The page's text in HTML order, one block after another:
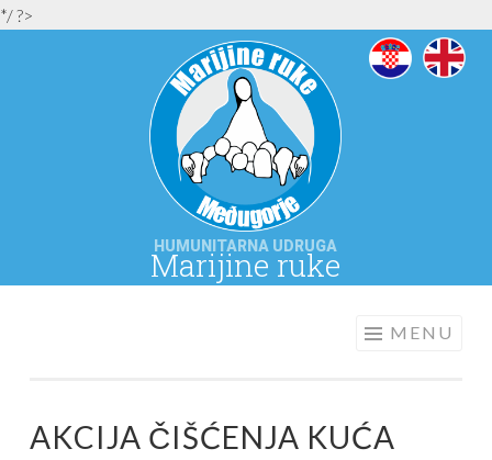
*/ ?>
Marijine ruke
HUMUNITARNA UDRUGA
MENU
AKCIJA ČIŠĆENJA KUĆA